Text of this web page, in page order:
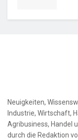
Neuigkeiten,
Industrie, Wirtschaft,
Agribusiness, Handel
durch die Redaktion